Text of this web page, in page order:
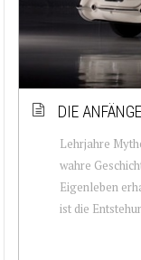
DIE
Lehrjahre
wahre
Eigenleben
ist die